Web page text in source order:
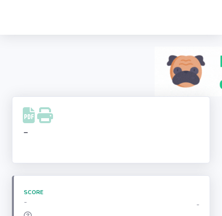
Facebook
Instagram
-
SCORE
- -